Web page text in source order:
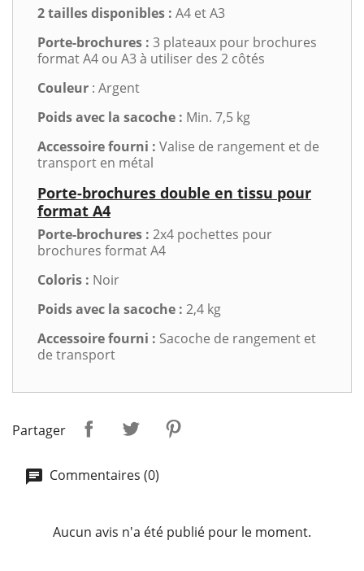
2 tailles disponibles : A4 et A3
Porte-brochures : 3 plateaux pour brochures
format A4 ou A3 à utiliser des 2 côtés
Couleur : Argent
Poids avec la sacoche : Min. 7,5 kg
Accessoire fourni : Valise de rangement et de
transport en métal
Porte-brochures double en tissu pour
format A4
Porte-brochures : 2x4 pochettes pour
brochures format A4
Coloris : Noir
Poids avec la sacoche : 2,4 kg
Accessoire fourni : Sacoche de rangement et
de transport
Partager
Commentaires (0)
Aucun avis n'a été publié pour le moment.